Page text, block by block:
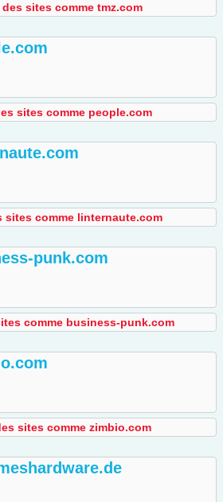
des sites comme tmz.com
sites comme people.com
sites comme linternaute.com
punk.com
comme business-punk.com
sites comme zimbio.com